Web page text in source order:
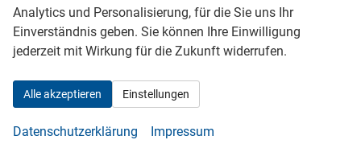
Opel
Peugeot
Renault
Seat
Analytics und Personalisierung, für die Sie uns Ihr
Einverständnis geben. Sie können Ihre Einwilligung
jederzeit mit Wirkung für die Zukunft widerrufen.
Alle akzeptieren Einstellungen
Datenschutzerklärung Impressum